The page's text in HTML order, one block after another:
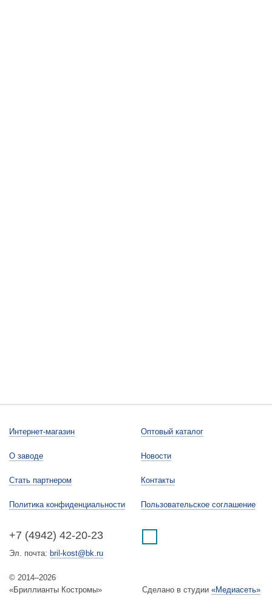
+7 (4942) 42-20-23
Эл. почта: bril-kost@bk.ru
© 2014–2026
«Бриллианты Костромы»
Интернет-магазин Оптовый каталог
О заводе Новости
Стать партнером Контакты
Политика конфиденциальности Пользовательское соглашение
Сделано в студии «Медиасеть»